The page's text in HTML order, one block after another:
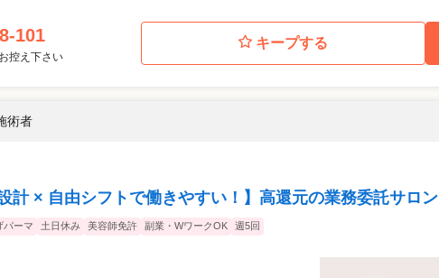
キープする
101
控え下さい
術者
計 × 自由シフトで働きやすい！】高還元の業務委託サロン
パーマ 土日休み 美容師免許 副業・WワークOK 週5回